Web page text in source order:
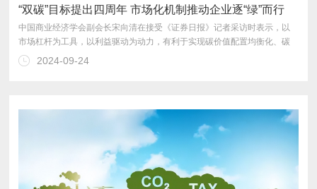
“双碳”目标提出四周年 市场化机制推动企业逐“绿”而行
2024-09-24